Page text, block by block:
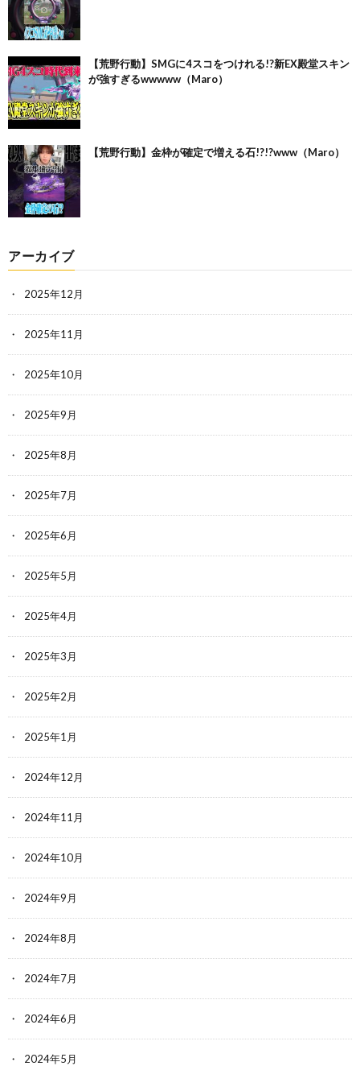
【荒野行動】SMGに4スコをつけれる!?新EX殿堂スキン
が強すぎるwwwww（Maro）
【荒野行動】金枠が確定で増える石!?!?www（Maro）
アーカイブ
2025年12月
2025年11月
2025年10月
2025年9月
2025年8月
2025年7月
2025年6月
2025年5月
2025年4月
2025年3月
2025年2月
2025年1月
2024年12月
2024年11月
2024年10月
2024年9月
2024年8月
2024年7月
2024年6月
2024年5月